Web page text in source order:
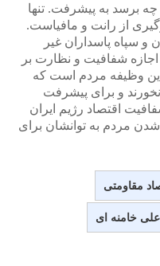
، چه برسد به پیشرفت. تنها
از رانت و مافیاست.
و سپاه پاسداران غیر
شفافیت و نظارت بر
این وظیفه مردم است که
و برای پیشرفت
اقتصاد رژیم ایران
مردم به توانشان برای
مقاومتی
علی خامنه ای